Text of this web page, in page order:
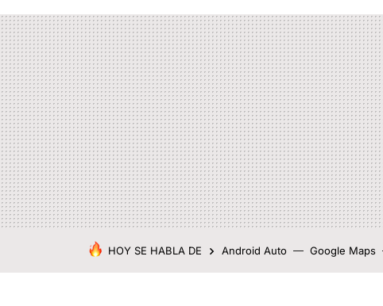
HOY SE HABLA DE Android Auto Google Maps